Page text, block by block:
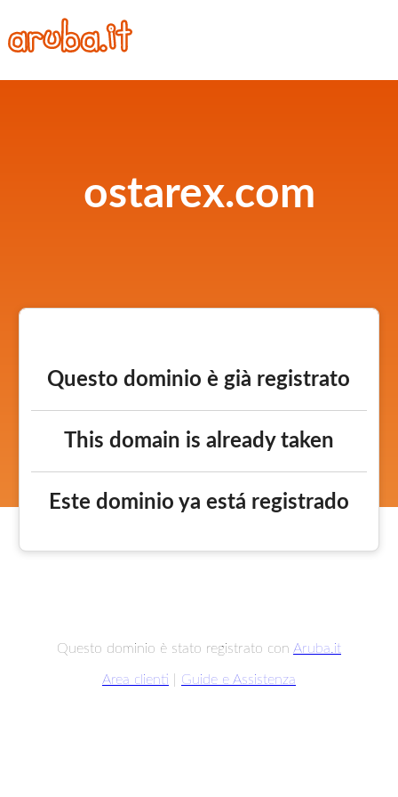
ostarex.com
Questo dominio è già registrato
This domain is already taken
Este dominio ya está registrado
Questo dominio è stato registrato con Aruba.it
Area clienti Guide e Assistenza